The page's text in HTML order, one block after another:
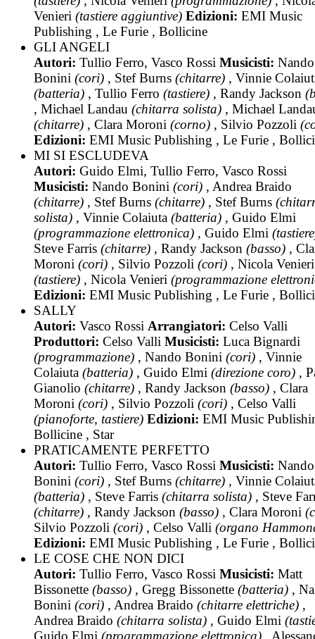
Venieri (tastiere aggiuntive) Edizioni: EMI Music
Publishing , Le Furie , Bollicine
GLI ANGELI
Autori: Tullio Ferro, Vasco Rossi Musicisti: Nando
Bonini (cori) , Stef Burns (chitarre) , Vinnie
(batteria) , Tullio Ferro (tastiere) , Randy Jackson
, Michael Landau (chitarra solista) , Michael
(chitarre) , Clara Moroni (corno) , Silvio Pozzoli
Edizioni: EMI Music Publishing , Le Furie ,
MI SI ESCLUDEVA
Autori: Guido Elmi, Tullio Ferro, Vasco Rossi
Musicisti: Nando Bonini (cori) , Andrea Braido
(chitarre) , Stef Burns (chitarre) , Stef Burns
solista) , Vinnie Colaiuta (batteria) , Guido Elmi
(programmazione elettronica) , Guido Elmi
Steve Farris (chitarre) , Randy Jackson (basso) ,
Moroni (cori) , Silvio Pozzoli (cori) , Nicola Venieri
(tastiere) , Nicola Venieri (programmazione
Edizioni: EMI Music Publishing , Le Furie ,
SALLY
Autori: Vasco Rossi Arrangiatori: Celso Valli
Produttori: Celso Valli Musicisti: Luca Bignardi
(programmazione) , Nando Bonini (cori) , Vinnie
Colaiuta (batteria) , Guido Elmi (direzione coro) ,
Gianolio (chitarre) , Randy Jackson (basso) , Clara
Moroni (cori) , Silvio Pozzoli (cori) , Celso Valli
(pianoforte, tastiere) Edizioni: EMI Music
Bollicine , Star
PRATICAMENTE PERFETTO
Autori: Tullio Ferro, Vasco Rossi Musicisti: Nando
Bonini (cori) , Stef Burns (chitarre) , Vinnie
(batteria) , Steve Farris (chitarra solista) , Steve
(chitarre) , Randy Jackson (basso) , Clara Moroni
Silvio Pozzoli (cori) , Celso Valli (organo
Edizioni: EMI Music Publishing , Le Furie ,
LE COSE CHE NON DICI
Autori: Tullio Ferro, Vasco Rossi Musicisti: Matt
Bissonette (basso) , Gregg Bissonette (batteria) ,
Bonini (cori) , Andrea Braido (chitarre elettriche) ,
Andrea Braido (chitarra solista) , Guido Elmi
Guido Elmi (programmazione elettronica) ,